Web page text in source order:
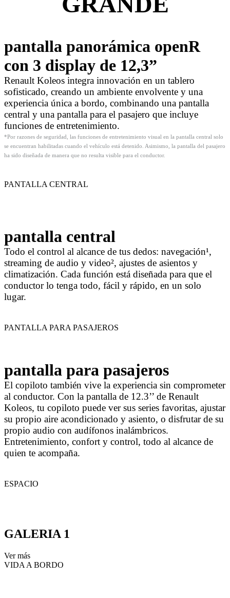
pantalla panorámica openR
con 3 display de 12,3”
Renault Koleos integra innovación en un tablero
sofisticado, creando un ambiente envolvente y una
experiencia única a bordo, combinando una pantalla
central y una pantalla para el pasajero que incluye
funciones de entretenimiento.
*Por razones de seguridad, las funciones de entretenimiento visual en la pantalla central solo
se encuentran habilitadas cuando el vehículo está detenido. Asimismo, la pantalla del pasajero
ha sido diseñada de manera que no resulta visible para el conductor.
PANTALLA CENTRAL
pantalla central
Todo el control al alcance de tus dedos: navegación¹,
streaming de audio y video², ajustes de asientos y
climatización. Cada función está diseñada para que el
conductor lo tenga todo, fácil y rápido, en un solo
lugar.
PANTALLA PARA PASAJEROS
pantalla para pasajeros
El copiloto también vive la experiencia sin comprometer
al conductor. Con la pantalla de 12.3’’ de Renault
Koleos, tu copiloto puede ver sus series favoritas, ajustar
su propio aire acondicionado y asiento, o disfrutar de su
propio audio con audífonos inalámbricos.
Entretenimiento, confort y control, todo al alcance de
quien te acompaña.
ESPACIO
GALERIA 1
Ver más
VIDA A BORDO